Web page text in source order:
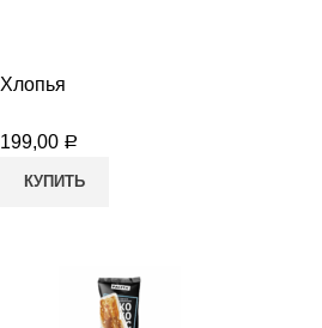
Хлопья
199,00 Р
КУПИТЬ